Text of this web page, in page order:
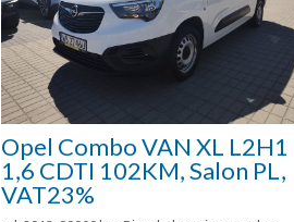
Opel Combo VAN XL L2H1
1,6 CDTI 102KM, Salon PL,
VAT23%